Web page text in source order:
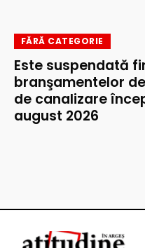
FĂRĂ CATEGORIE
Este suspendată
branşamentelor
de canalizare
august 2026